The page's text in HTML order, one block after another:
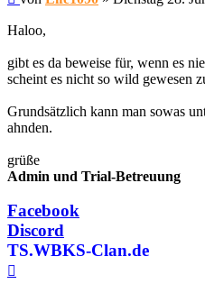
Haloo,
gibt es da beweise für, wenn es
scheint es nicht so wild gewesen
Grundsätzlich kann man sowas
ahnden.
grüße
Admin und Trial-Betreuung
Facebook
Discord
TS.WBKS-Clan.de